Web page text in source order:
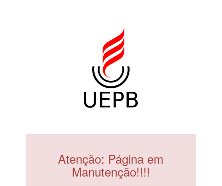
Atenção: Página em
Manutenção!!!!